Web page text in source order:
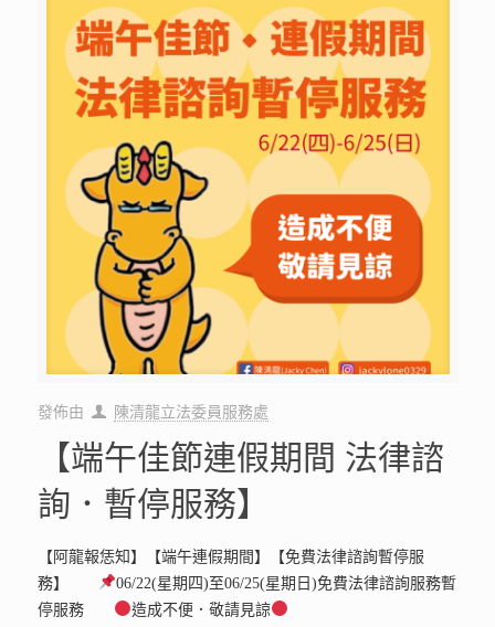
發佈由 陳清龍立法委員服務處
【端午佳節連假期間 法律諮
詢．暫停服務】
【阿龍報恁知】【端午連假期間】【免費法律諮詢暫停服
務】
06/22(星期四)至06/25(星期日)免費法律諮詢服務暫
停服務
造成不便．敬請見諒